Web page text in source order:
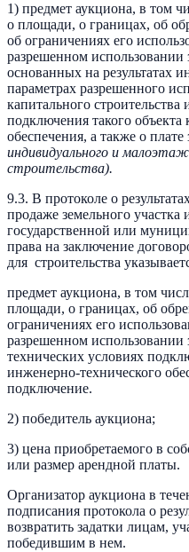
1) предмет аукциона, в том
о площади, о границах, об
об ограничениях его
разрешенном использовании
основанных на результатах
параметрах разрешенного
капитального
подключения такого
обеспечения, а также о
индивидуального и
строительства).
9.3. В протоколе о
продаже земельного участка
государственной или
права на заключение
для строительства
предмет аукциона, в том
площади, о границах, об
ограничениях его
разрешенном использовании
технических условиях
инженерно-технического
подключение.
2) победитель аукциона;
3) цена приобретаемого в
или размер арендной платы.
Организатор аукциона в
подписания протокола о
возвратить задатки лицам,
победившим в нем.